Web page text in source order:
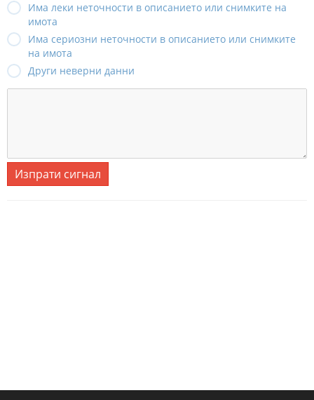
Има леки неточности в описанието или снимките на
имота
Има сериозни неточности в описанието или снимките
на имота
Други неверни данни
Изпрати сигнал